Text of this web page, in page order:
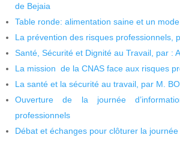
de Bejaia
Table ronde: alimentation saine et un
La prévention des risques professionnels,
Santé, Sécurité et Dignité au Travail, par :
La mission de la CNAS face aux risques
La santé et la sécurité au travail, par M.
Ouverture de la journée
professionnels
Débat et échanges pour clôturer la journée